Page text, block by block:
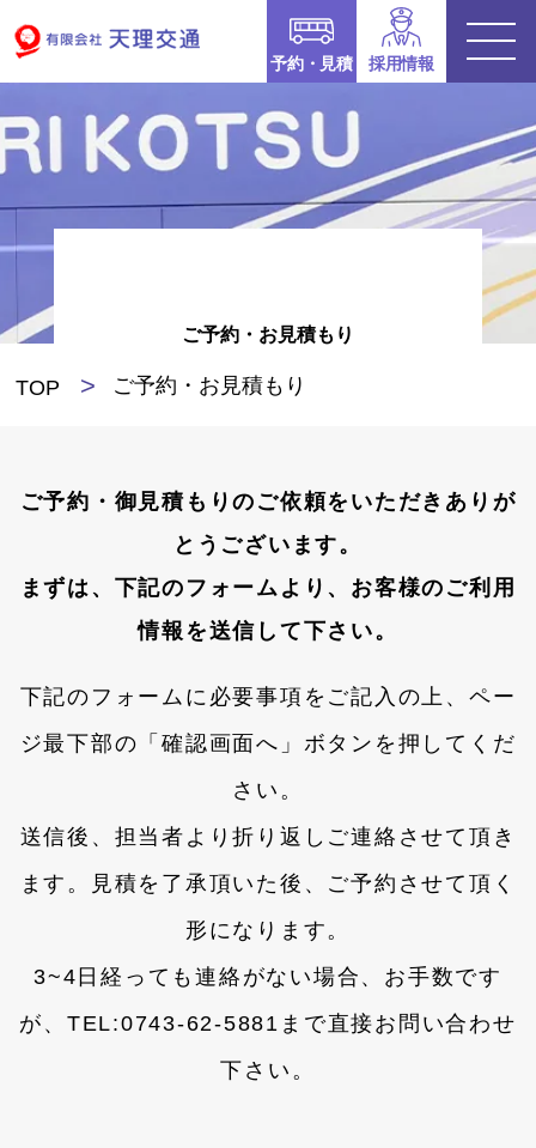
予約・見積 採用情報
ご予約・お見積もり
TOP ご予約・お見積もり
ご予約・御見積もりのご依頼をいただきありが
とうございます。
まずは、下記のフォームより、お客様のご利用
情報を送信して下さい。
下記のフォームに必要事項をご記入の上、ペー
ジ最下部の「確認画面へ」ボタンを押してくだ
さい。
送信後、担当者より折り返しご連絡させて頂き
ます。見積を了承頂いた後、ご予約させて頂く
形になります。
3~4日経っても連絡がない場合、お手数です
が、 TEL:0743-62-5881 まで直接お問い合わせ
下さい。